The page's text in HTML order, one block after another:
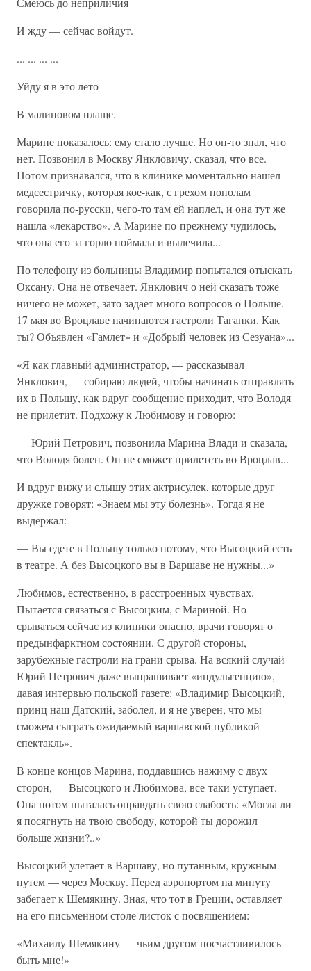
И жду — сейчас войдут.
... ... ... ...
Уйду я в это лето
В малиновом плаще.
Марине показалось: ему стало лучше. Но он-то знал, что
нет. Позвонил в Москву Янкловичу, сказал, что все.
Потом признавался, что в клинике моментально нашел
медсестричку, которая кое-как, с грехом пополам
говорила по-русски, чего-то там ей наплел, и она тут же
нашла «лекарство». А Марине по-прежнему чудилось,
что она его за горло поймала и вылечила...
По телефону из больницы Владимир попытался отыскать
Оксану. Она не отвечает. Янклович о ней сказать тоже
ничего не может, зато задает много вопросов о Польше.
17 мая во Вроцлаве начинаются гастроли Таганки. Как
ты? Объявлен «Гамлет» и «Добрый человек из Сезуана»...
«Я как главный администратор, — рассказывал
Янклович, — собираю людей, чтобы начинать отправлять
их в Польшу, как вдруг сообщение приходит, что Володя
не прилетит. Подхожу к Любимову и говорю:
— Юрий Петрович, позвонила Марина Влади и сказала,
что Володя болен. Он не сможет прилететь во Вроцлав...
И вдруг вижу и слышу этих актрисулек, которые друг
дружке говорят: «Знаем мы эту болезнь». Тогда я не
выдержал:
— Вы едете в Польшу только потому, что Высоцкий есть
в театре. А без Высоцкого вы в Варшаве не нужны...»
Любимов, естественно, в расстроенных чувствах.
Пытается связаться с Высоцким, с Мариной. Но
срываться сейчас из клиники опасно, врачи говорят о
предынфарктном состоянии. С другой стороны,
зарубежные гастроли на грани срыва. На всякий случай
Юрий Петрович даже выпрашивает «индульгенцию»,
давая интервью польской газете: «Владимир Высоцкий,
принц наш Датский, заболел, и я не уверен, что мы
сможем сыграть ожидаемый варшавской публикой
спектакль».
В конце концов Марина, поддавшись нажиму с двух
сторон, — Высоцкого и Любимова, все-таки уступает.
Она потом пыталась оправдать свою слабость: «Могла ли
я посягнуть на твою свободу, которой ты дорожил
больше жизни?..»
Высоцкий улетает в Варшаву, но путанным, кружным
путем — через Москву. Перед аэропортом на минуту
забегает к Шемякину. Зная, что тот в Греции, оставляет
на его письменном столе листок с посвящением:
«Михаилу Шемякину — чьим другом посчастливилось
быть мне!»